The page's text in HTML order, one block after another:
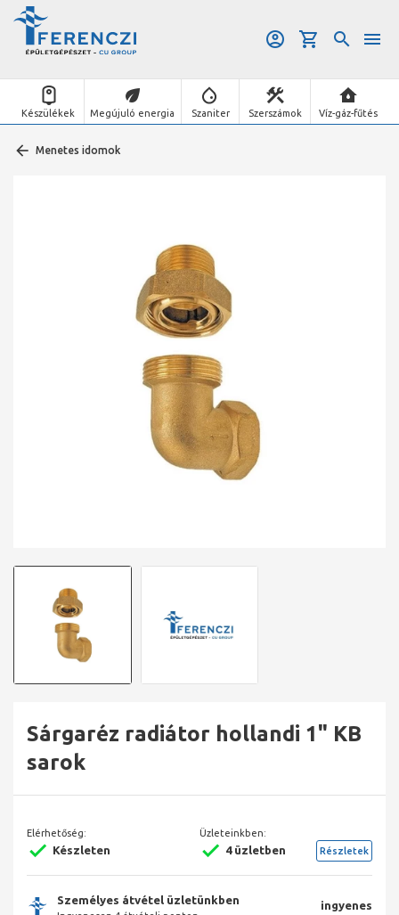
Készülékek Megújuló energia Szaniter Szerszámok Víz-gáz-fűtés
Menetes idomok
Sárgaréz radiátor hollandi 1" KB
sarok
Elérhetőség:
Készleten
Üzleteinkben:
4 üzletben Részletek
Személyes átvétel üzletünkben
ingyenes